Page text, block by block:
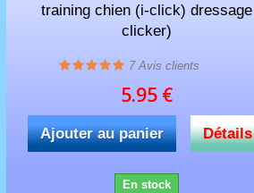
training chien (i-click) dressage
clicker)
7Avis clients
5.95 €
Ajouter au panier Détails
En stock